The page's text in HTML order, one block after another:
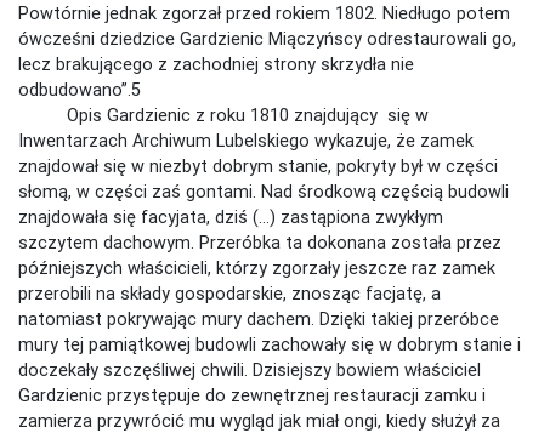
Powtórnie jednak zgorzał przed rokiem 1802. Niedługo potem
ówcześni dziedzice Gardzienic Miączyńscy odrestaurowali go,
lecz brakującego z zachodniej strony skrzydła nie
odbudowano”.5
Opis Gardzienic z roku 1810 znajdujący się w
Inwentarzach Archiwum Lubelskiego wykazuje, że zamek
znajdował się w niezbyt dobrym stanie, pokryty był w części
słomą, w części zaś gontami. Nad środkową częścią budowli
znajdowała się facyjata, dziś (…) zastąpiona zwykłym
szczytem dachowym. Przeróbka ta dokonana została przez
późniejszych właścicieli, którzy zgorzały jeszcze raz zamek
przerobili na składy gospodarskie, znosząc facjatę, a
natomiast pokrywając mury dachem. Dzięki takiej przeróbce
mury tej pamiątkowej budowli zachowały się w dobrym stanie i
doczekały szczęśliwej chwili. Dzisiejszy bowiem właściciel
Gardzienic przystępuje do zewnętrznej restauracji zamku i
zamierza przywrócić mu wygląd jak miał ongi, kiedy służył za